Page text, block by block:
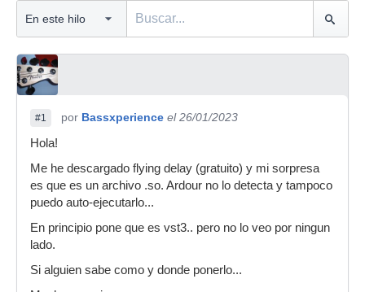
#1 por Bassxperience el 26/01/2023
Hola!
Me he descargado flying delay (gratuito) y mi sorpresa
es que es un archivo .so. Ardour no lo detecta y tampoco
puedo auto-ejecutarlo...
En principio pone que es vst3.. pero no lo veo por ningun
lado.
Si alguien sabe como y donde ponerlo...